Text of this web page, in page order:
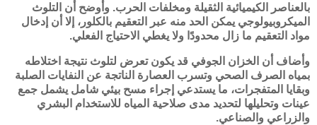
بالعناصر الكيميائية الثقيلة ومخلفات الحرب. وأوضح أن التلوث
الميكروبيولوجي يمكن الحد منه عبر التعقيم بالكلور، إلا أن إدخال
مواد التعقيم ما زال محدودًا ولا يغطي الاحتياج الفعلي.
وأضاف أن الخزان الجوفي قد يكون تعرض لتلوث نتيجة اختلاطه
بمياه الصرف الصحي وتسرب العصارة الناتجة عن النفايات الصلبة
وبقايا المتفجرات، ما يستدعي إجراء مسح بيئي شامل يشمل جمع
عينات وتحليلها لتحديد مدى صلاحية المياه للاستخدام البشري
والزراعي والصناعي.